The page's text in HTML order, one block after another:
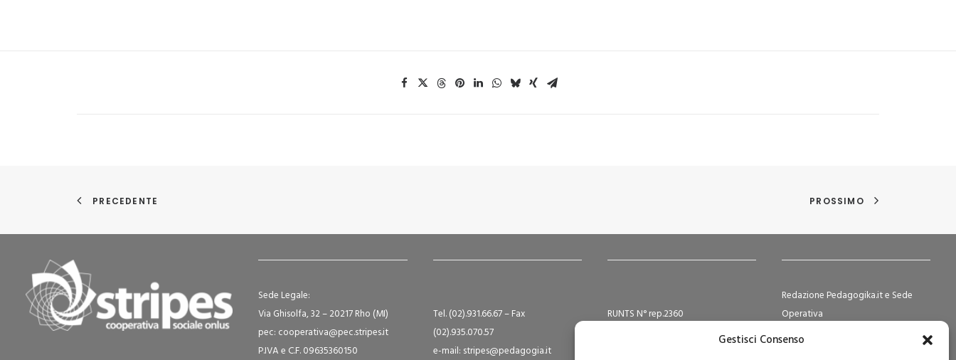
Gestisci Consenso
PRECEDENTE PROSSIMO
Sede Legale:
Via Ghisolfa, 32 – 20217 Rho (MI)
pec: cooperativa@pec.stripes.it
P.IVA e C.F. 09635360150
Tel. (02).931.66.67 – Fax
(02).935.070.57
e-mail: stripes@pedagogia.it
RUNTS N° rep.2360
Albo Società Cooperative N°
Redazione Pedagogika.it e Sede
Operativa
Via San Domenico Savio, 6 – 20017